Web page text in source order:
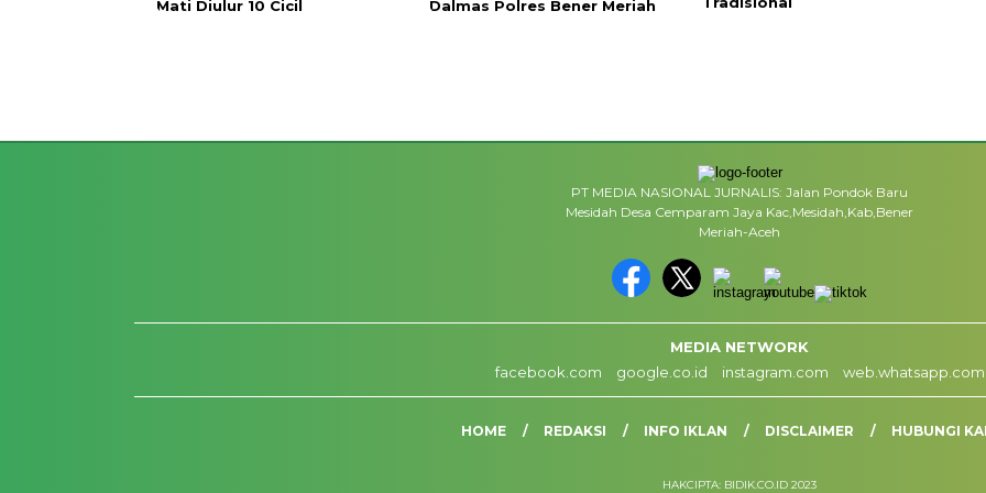
Mati Diulur 10 Cicil Dalmas Polres Bener Meriah
PT MEDIA NASIONAL JURNALIS: Jalan Pondok Baru
Mesidah Desa Cemparam Jaya Kac,Mesidah,Kab,Bener
Meriah-Aceh
MEDIA NETWORK
facebook.com
google.co.id instagram.com web.whatsapp.com
HOME REDAKSI INFO IKLAN DISCLAIMER HUBUNGI
HAKCIPTA: BIDIK.CO.ID 2023